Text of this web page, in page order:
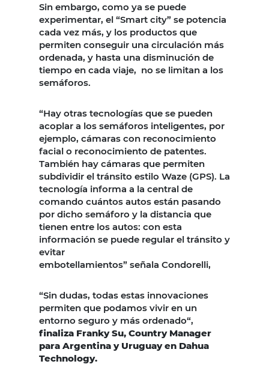
Sin embargo, como ya se puede
experimentar, el “Smart city” se potencia
cada vez más, y los productos que
permiten conseguir una circulación más
ordenada, y hasta una disminución de
tiempo en cada viaje, no se limitan a los
semáforos.
“Hay otras tecnologías que se pueden
acoplar a los semáforos inteligentes, por
ejemplo, cámaras con reconocimiento
facial o reconocimiento de patentes.
También hay cámaras que permiten
subdividir el tránsito estilo Waze (GPS). La
tecnología informa a la central de
comando cuántos autos están pasando
por dicho semáforo y la distancia que
tienen entre los autos: con esta
información se puede regular el tránsito y
evitar
embotellamientos” señala Condorelli,
“Sin dudas, todas estas innovaciones
permiten que podamos vivir en un
entorno seguro y más ordenado“,
finaliza Franky Su, Country Manager
para Argentina y Uruguay en Dahua
Technology.